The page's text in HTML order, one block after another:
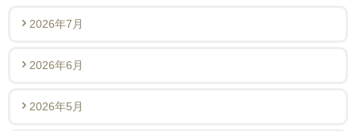
2026年7月
2026年6月
2026年5月